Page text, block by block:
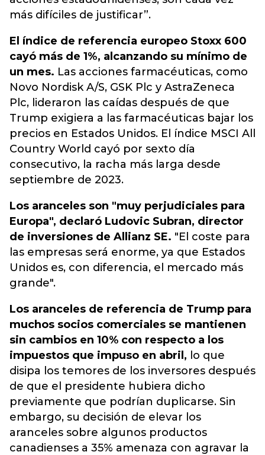
más difíciles de justificar”.
El índice de referencia europeo Stoxx 600
cayó más de 1%, alcanzando su mínimo de
un mes. Las acciones farmacéuticas, como
Novo Nordisk A/S, GSK Plc y AstraZeneca
Plc, lideraron las caídas después de que
Trump exigiera a las farmacéuticas bajar los
precios en Estados Unidos. El índice MSCI All
Country World cayó por sexto día
consecutivo, la racha más larga desde
septiembre de 2023.
Los aranceles son "muy perjudiciales para
Europa", declaró Ludovic Subran, director
de inversiones de Allianz SE. "El coste para
las empresas será enorme, ya que Estados
Unidos es, con diferencia, el mercado más
grande".
Los aranceles de referencia de Trump para
muchos socios comerciales se mantienen
sin cambios en 10% con respecto a los
impuestos que impuso en abril, lo que
disipa los temores de los inversores después
de que el presidente hubiera dicho
previamente que podrían duplicarse. Sin
embargo, su decisión de elevar los
aranceles sobre algunos productos
canadienses a 35% amenaza con agravar la